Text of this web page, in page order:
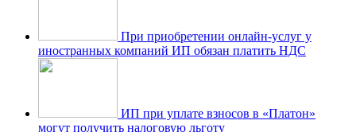
При приобретении онлайн-услуг у
иностранных компаний ИП обязан платить НДС
ИП при уплате взносов в «Платон»
могут получить налоговую льготу